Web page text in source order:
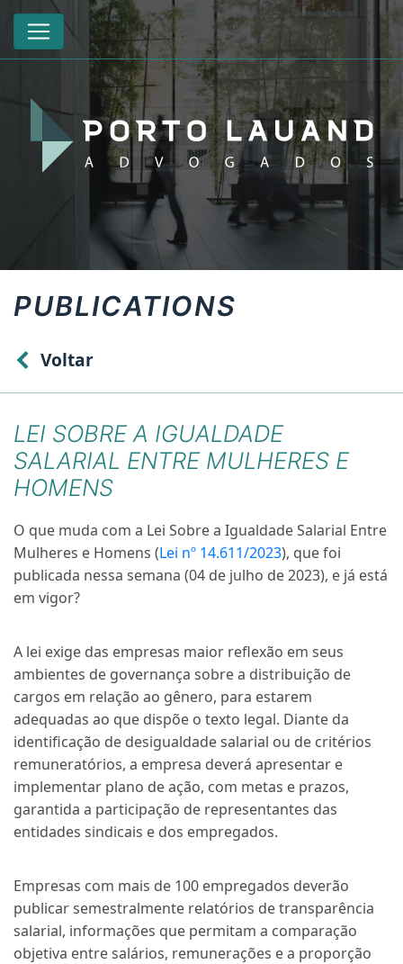
PUBLICATIONS
Voltar
LEI SOBRE A IGUALDADE
SALARIAL ENTRE MULHERES E
HOMENS
O que muda com a Lei Sobre a Igualdade Salarial Entre
Mulheres e Homens (Lei nº 14.611/2023), que foi
publicada nessa semana (04 de julho de 2023), e já está
em vigor?
A lei exige das empresas maior reflexão em seus
ambientes de governança sobre a distribuição de
cargos em relação ao gênero, para estarem
adequadas ao que dispõe o texto legal. Diante da
identificação de desigualdade salarial ou de critérios
remuneratórios, a empresa deverá apresentar e
implementar plano de ação, com metas e prazos,
garantida a participação de representantes das
entidades sindicais e dos empregados.
Empresas com mais de 100 empregados deverão
publicar semestralmente relatórios de transparência
salarial, informações que permitam a comparação
objetiva entre salários, remunerações e a proporção